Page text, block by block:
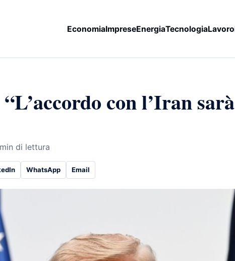
EconomiaImpreseEnergiaTecnologiaLavoro
con l’Iran
di lettura
WhatsApp Email